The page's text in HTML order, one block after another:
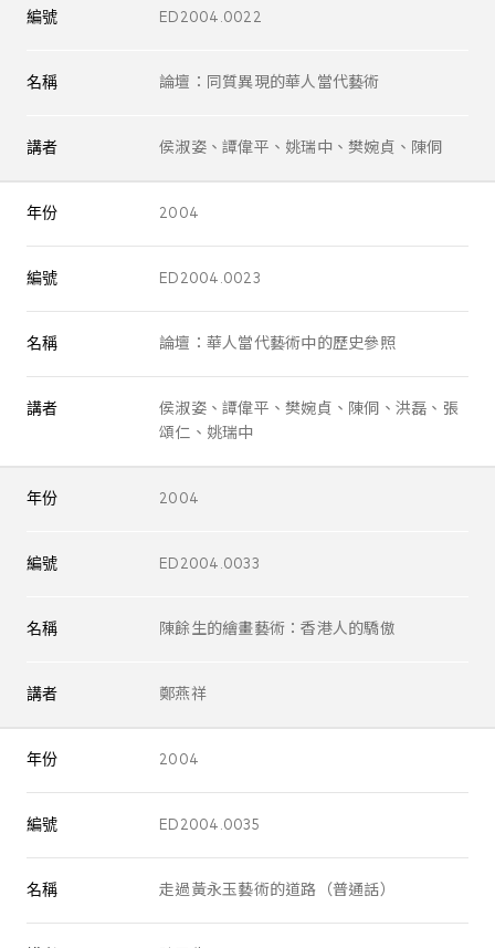
編號 ED2004.0022
名稱 論壇：同質異現的華人當代藝術
講者 侯淑姿、譚偉平、姚瑞中、樊婉貞、陳侗
年份 2004
編號 ED2004.0023
名稱 論壇：華人當代藝術中的歷史參照
講者
侯淑姿、譚偉平、樊婉貞、陳侗、洪磊、張
頌仁、姚瑞中
年份 2004
編號 ED2004.0033
名稱 陳餘生的繪畫藝術：香港人的驕傲
講者 鄭燕祥
年份 2004
編號 ED2004.0035
名稱 走過黃永玉藝術的道路（普通話）